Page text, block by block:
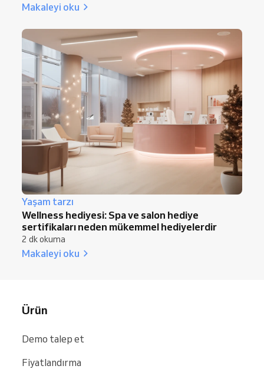
Makaleyi oku
Yaşam tarzı
Wellness hediyesi: Spa ve salon hediye
sertifikaları neden mükemmel hediyelerdir
2 dk okuma
Makaleyi oku
Ürün
Demo talep et
Fiyatlandırma